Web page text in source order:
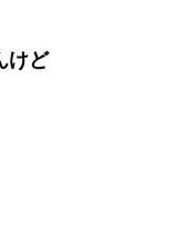
けど